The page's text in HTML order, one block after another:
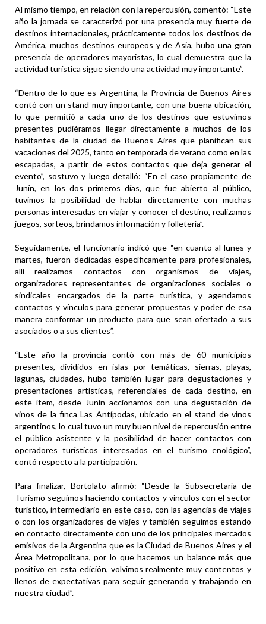
Al mismo tiempo, en relación con la repercusión, comentó: “Este
año la jornada se caracterizó por una presencia muy fuerte de
destinos internacionales, prácticamente todos los destinos de
América, muchos destinos europeos y de Asia, hubo una gran
presencia de operadores mayoristas, lo cual demuestra que la
actividad turística sigue siendo una actividad muy importante”.
“Dentro de lo que es Argentina, la Provincia de Buenos Aires
contó con un stand muy importante, con una buena ubicación,
lo que permitió a cada uno de los destinos que estuvimos
presentes pudiéramos llegar directamente a muchos de los
habitantes de la ciudad de Buenos Aires que planifican sus
vacaciones del 2025, tanto en temporada de verano como en las
escapadas, a partir de estos contactos que deja generar el
evento”, sostuvo y luego detalló: “En el caso propiamente de
Junín, en los dos primeros días, que fue abierto al público,
tuvimos la posibilidad de hablar directamente con muchas
personas interesadas en viajar y conocer el destino, realizamos
juegos, sorteos, brindamos información y folletería”.
Seguidamente, el funcionario indicó que “en cuanto al lunes y
martes, fueron dedicadas específicamente para profesionales,
allí realizamos contactos con organismos de viajes,
organizadores representantes de organizaciones sociales o
sindicales encargados de la parte turística, y agendamos
contactos y vínculos para generar propuestas y poder de esa
manera conformar un producto para que sean ofertado a sus
asociados o a sus clientes”.
“Este año la provincia contó con más de 60 municipios
presentes, divididos en islas por temáticas, sierras, playas,
lagunas, ciudades, hubo también lugar para degustaciones y
presentaciones artísticas, referenciales de cada destino, en
este ítem, desde Junín accionamos con una degustación de
vinos de la finca Las Antípodas, ubicado en el stand de vinos
argentinos, lo cual tuvo un muy buen nivel de repercusión entre
el público asistente y la posibilidad de hacer contactos con
operadores turísticos interesados en el turismo enológico”,
contó respecto a la participación.
Para finalizar, Bortolato afirmó: “Desde la Subsecretaría de
Turismo seguimos haciendo contactos y vínculos con el sector
turístico, intermediario en este caso, con las agencias de viajes
o con los organizadores de viajes y también seguimos estando
en contacto directamente con uno de los principales mercados
emisivos de la Argentina que es la Ciudad de Buenos Aires y el
Área Metropolitana, por lo que hacemos un balance más que
positivo en esta edición, volvimos realmente muy contentos y
llenos de expectativas para seguir generando y trabajando en
nuestra ciudad”.